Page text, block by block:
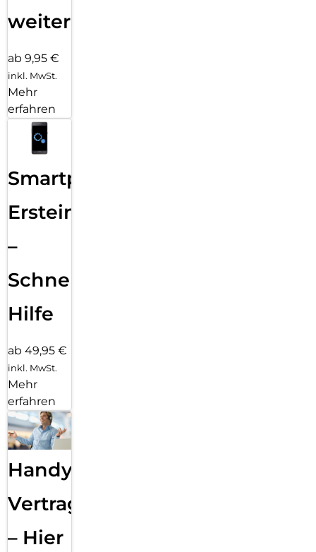
weiter
ab 9,95 €
inkl. MwSt.
Mehr
erfahren
Smartphone
Ersteinrichtung
–
Schnelle
Hilfe
ab 49,95 €
inkl. MwSt.
Mehr
erfahren
Handy
Vertragsabwicklung
– Hier